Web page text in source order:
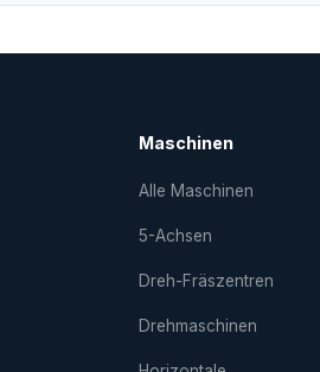
Maschinen
Alle Maschinen
5-Achsen
Dreh-Fräs­zentren
Drehmaschinen